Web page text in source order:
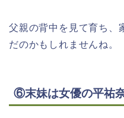
父親の背中を見て育ち、
だのかもしれませんね。
⑥末妹は女優の平祐